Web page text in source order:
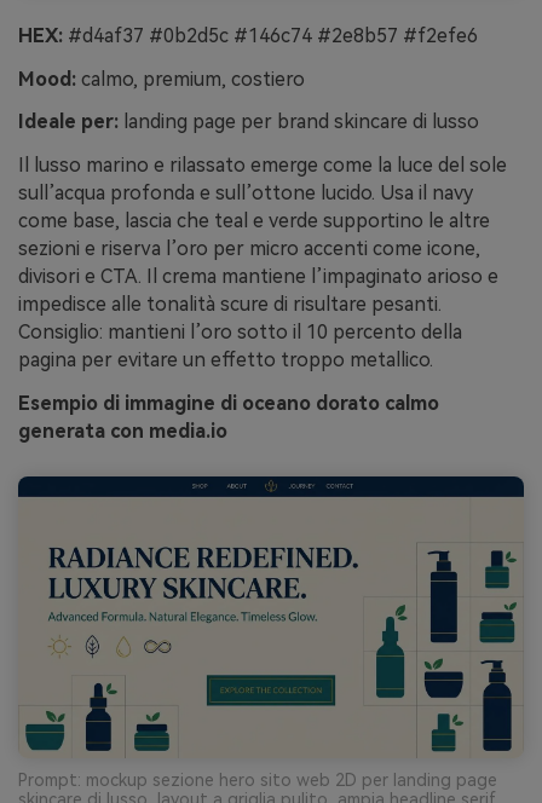
HEX: #d4af37 #0b2d5c #146c74 #2e8b57 #f2efe6
Mood: calmo, premium, costiero
Ideale per: landing page per brand skincare di lusso
Il lusso marino e rilassato emerge come la luce del sole
sull’acqua profonda e sull’ottone lucido. Usa il navy
come base, lascia che teal e verde supportino le altre
sezioni e riserva l’oro per micro accenti come icone,
divisori e CTA. Il crema mantiene l’impaginato arioso e
impedisce alle tonalità scure di risultare pesanti.
Consiglio: mantieni l’oro sotto il 10 percento della
pagina per evitare un effetto troppo metallico.
Esempio di immagine di oceano dorato calmo
generata con media.io
Prompt: mockup sezione hero sito web 2D per landing page
skincare di lusso, layout a griglia pulito, ampia headline serif,